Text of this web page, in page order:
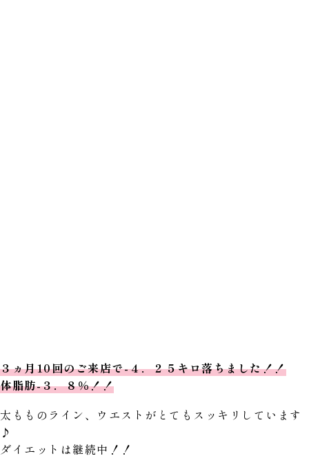
３ヵ月10回のご来店で-４．２５キロ落ちました！！
体脂肪-３．８％！！
太もものライン、ウエストがとてもスッキリしています
♪
ダイエットは継続中！！